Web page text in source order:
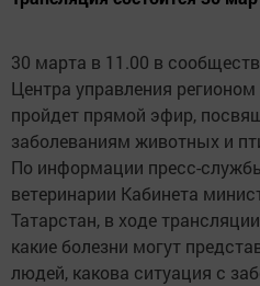
30 марта в 11.00 в
Центра управления
пройдет прямой эфир,
заболеваниям животных и
По информации пресс-
ветеринарии Кабинета
Татарстан, в ходе
какие болезни могут
людей, какова ситуация с